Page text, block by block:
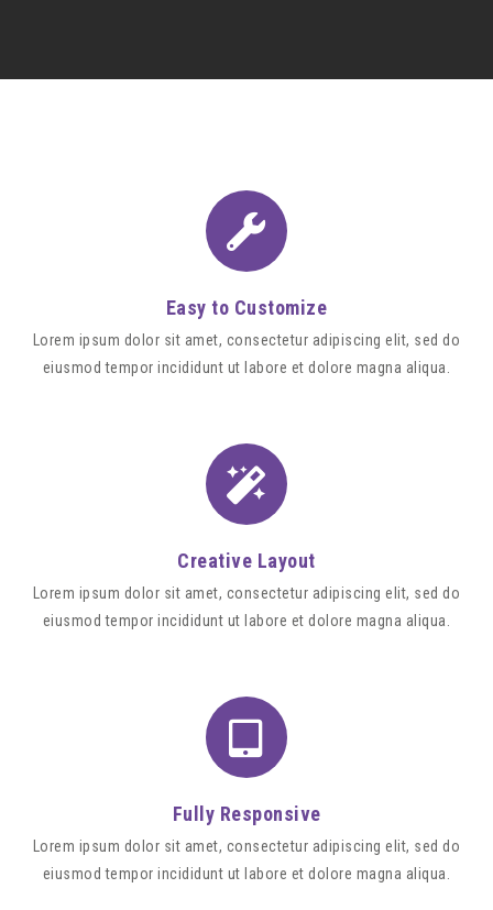
Easy to Customize
Lorem ipsum dolor sit amet, consectetur adipiscing elit, sed do
eiusmod tempor incididunt ut labore et dolore magna aliqua.
Creative Layout
Lorem ipsum dolor sit amet, consectetur adipiscing elit, sed do
eiusmod tempor incididunt ut labore et dolore magna aliqua.
Fully Responsive
Lorem ipsum dolor sit amet, consectetur adipiscing elit, sed do
eiusmod tempor incididunt ut labore et dolore magna aliqua.